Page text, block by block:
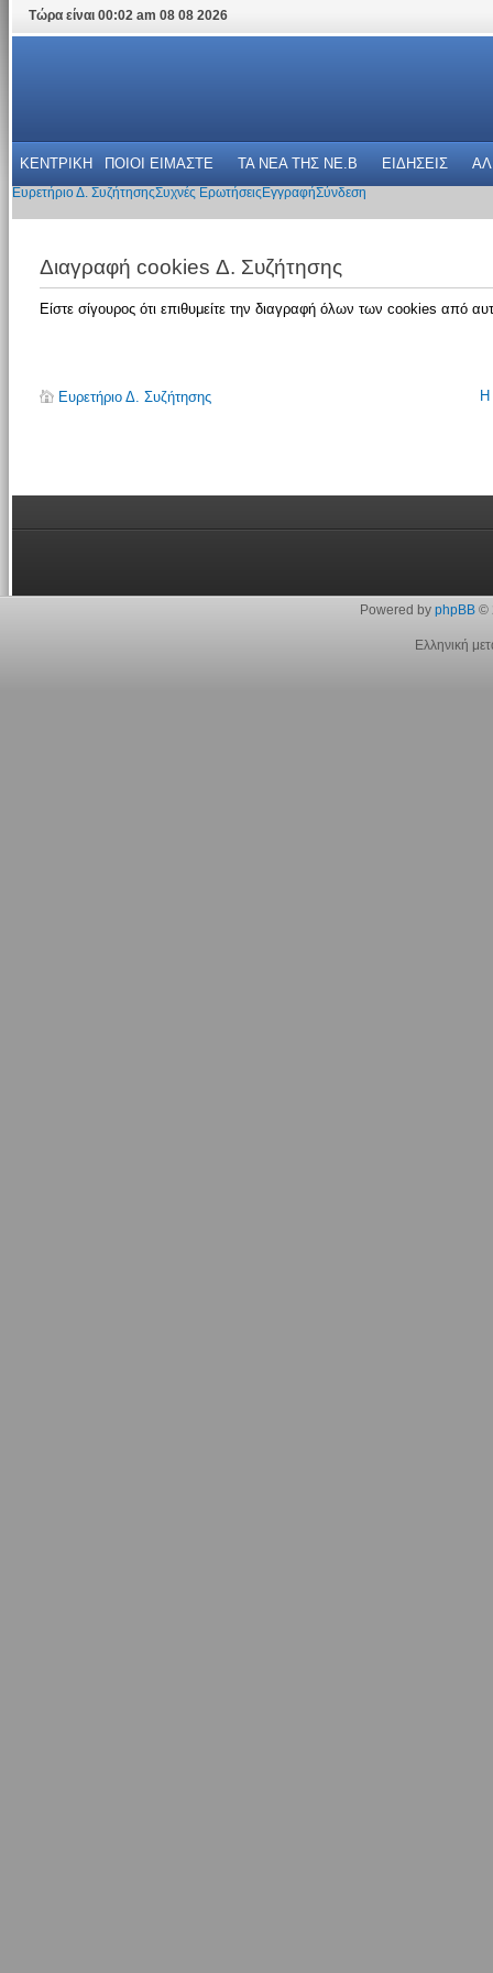
Τώρα είναι 00:02 am 08 08 2026
ΚΕΝΤΡΙΚΗ ΠΟΙΟΙ ΕΙΜΑΣΤΕ ΤΑ ΝΕΑ THΣ NE.B ΕΙΔΗΣΕΙΣ
Ευρετήριο Δ. ΣυζήτησηςΣυχνές Ερωτήσεις ΕγγραφήΣύνδεση
Διαγραφή cookies Δ. Συζήτησης
Είστε σίγουρος ότι επιθυμείτε την διαγραφή όλων των cookies από
Ευρετήριο Δ. Συζήτησης Η
Powered by phpBB©
Ελληνική